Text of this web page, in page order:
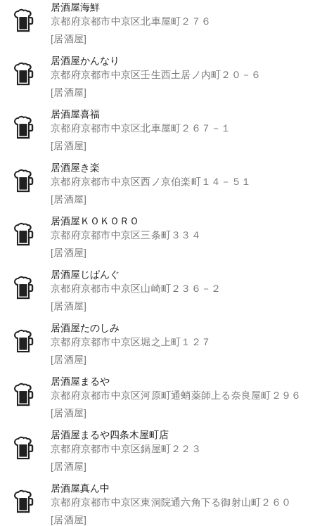
居酒屋海鮮
京都府京都市中京区北車屋町２７６
[居酒屋]
居酒屋かんなり
京都府京都市中京区壬生西土居ノ内町２０－６
[居酒屋]
居酒屋喜福
京都府京都市中京区北車屋町２６７－１
[居酒屋]
居酒屋き楽
京都府京都市中京区西ノ京伯楽町１４－５１
[居酒屋]
居酒屋ＫＯＫＯＲＯ
京都府京都市中京区三条町３３４
[居酒屋]
居酒屋じぱんぐ
京都府京都市中京区山崎町２３６－２
[居酒屋]
居酒屋たのしみ
京都府京都市中京区堀之上町１２７
[居酒屋]
居酒屋まるや
京都府京都市中京区河原町通蛸薬師上る奈良屋町２９６
[居酒屋]
居酒屋まるや四条木屋町店
京都府京都市中京区鍋屋町２２３
[居酒屋]
居酒屋真ん中
京都府京都市中京区東洞院通六角下る御射山町２６０
[居酒屋]